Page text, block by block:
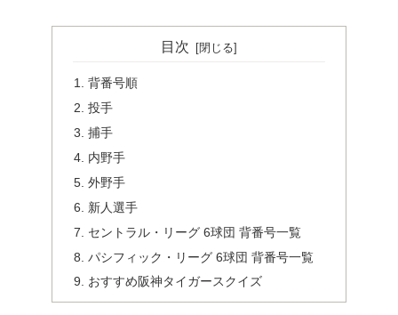
目次
背番号順
投手
捕手
内野手
外野手
新人選手
セントラル・リーグ 6球団 背番号一覧
パシフィック・リーグ 6球団 背番号一覧
おすすめ阪神タイガースクイズ